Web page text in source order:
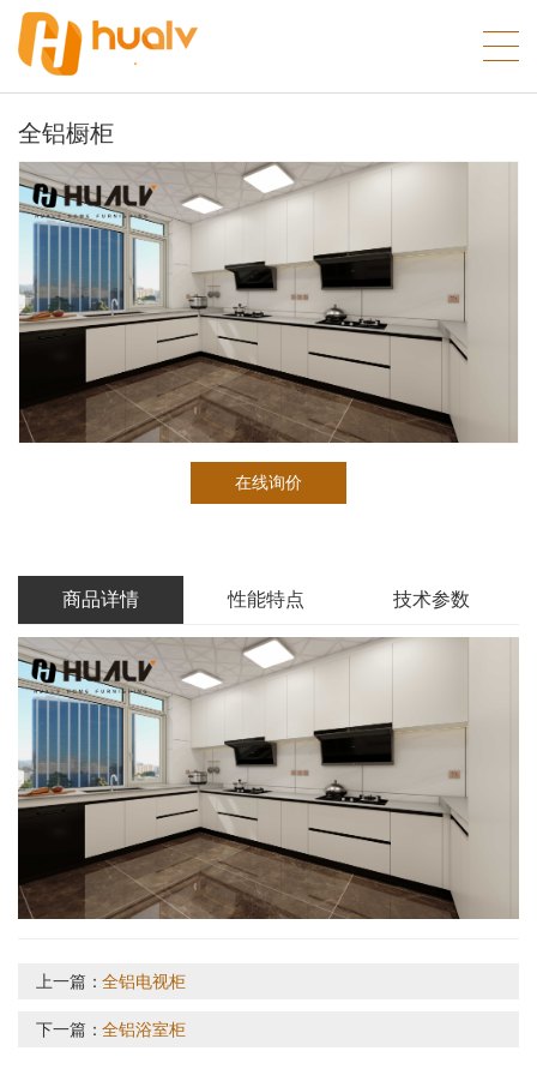
全铝橱柜
在线询价
商品详情 性能特点 技术参数
上一篇：全铝电视柜
下一篇：全铝浴室柜